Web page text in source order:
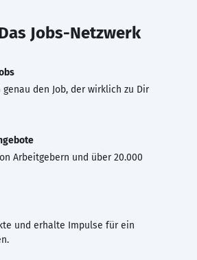
Jobs-Netzwerk
genau den Job, der wirklich zu Dir
Arbeitgebern und über 20.000
und erhalte Impulse für ein